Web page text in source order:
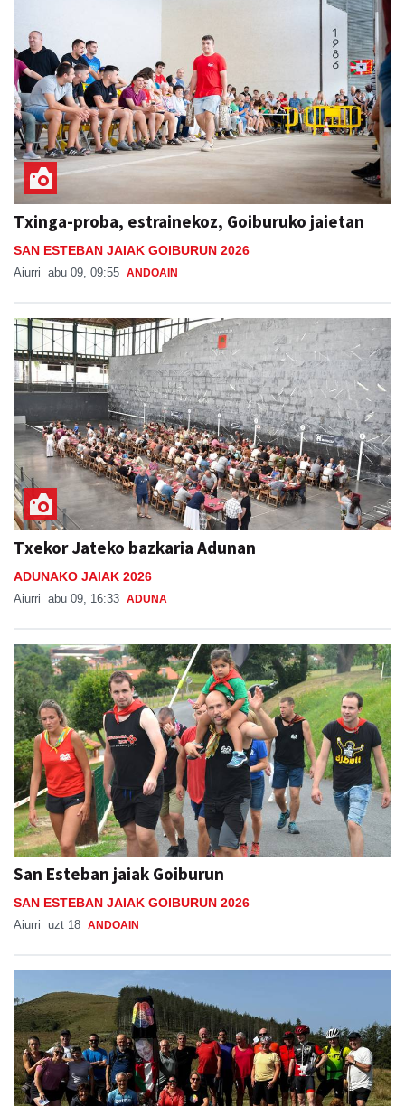
Txinga-proba, estrainekoz, Goiburuko jaietan
SAN ESTEBAN JAIAK GOIBURUN 2026
Aiurri abu 09, 09:55 ANDOAIN
Txekor Jateko bazkaria Adunan
ADUNAKO JAIAK 2026
Aiurri abu 09, 16:33 ADUNA
San Esteban jaiak Goiburun
SAN ESTEBAN JAIAK GOIBURUN 2026
Aiurri uzt 18 ANDOAIN